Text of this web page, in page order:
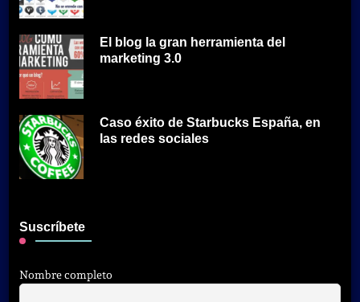
El blog la gran herramienta del
marketing 3.0
Caso éxito de Starbucks España, en
las redes sociales
Suscríbete
Nombre completo